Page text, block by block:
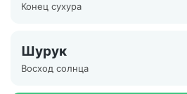
Конец сухура
Шурук
Восход солнца